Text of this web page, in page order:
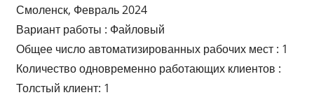
Смоленск, Февраль 2024
Вариант работы : Файловый
Общее число автоматизированных рабочих мест : 1
Количество одновременно работающих клиентов :
Толстый клиент: 1